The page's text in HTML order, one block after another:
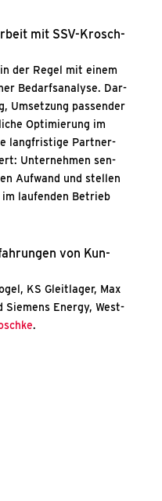
mit SSV-Krosch­
der Regel mit einem
Bedarfs­ana­ly­se. Dar­
Umset­zung pas­sen­der
Opti­mie­rung im
lang­fris­ti­ge Part­ner­
Unter­neh­men sen­
Auf­wand und stel­len
lau­fen­den Betrieb
von Kun­
KS Gleit­la­ger, Max
Sie­mens Ener­gy, West­
.